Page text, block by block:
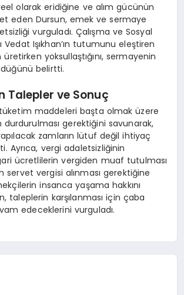
olarak eridiğine ve alım gücünün
eden Dursun, emek ve sermaye
vurguladı. Çalışma ve Sosyal
Vedat Işıkhan’ın tutumunu eleştiren
yoksullaştığını, sermayenin
belirtti.
Talepler ve Sonuç
maddeleri başta olmak üzere
durdurulması gerektiğini savunarak,
zamların lütuf değil ihtiyaç
Ayrıca, vergi adaletsizliğinin
ücretlilerin vergiden muaf tutulması
servet vergisi alınması gerektiğine
insanca yaşama hakkını
taleplerin karşılanması için çaba
edeceklerini vurguladı.